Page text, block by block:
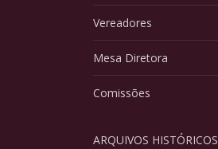
Vereadores
Mesa Diretora
Comissões
ARQUIVOS HISTÓRICOS